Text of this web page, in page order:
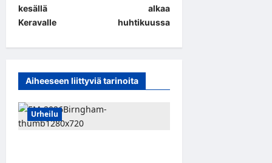
t
n
a
g
a
kesällä
Keravalle
alkaa
huhtikuussa
Aiheeseen liittyviä tarinoita
Urheilu